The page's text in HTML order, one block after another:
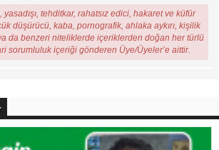
tehditkar, rahatsız edici, hakaret ve küfür
düşürücü, kaba, pornografik, ahlaka aykırı, kişilik
da benzeri niteliklerde içeriklerden doğan her türlü
sorumluluk içeriği gönderen Üye/Üyeler’e aittir.